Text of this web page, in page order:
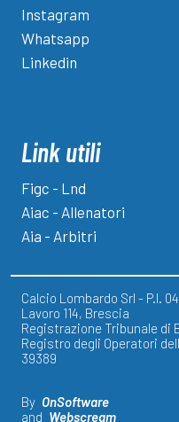
Instagram
Whatsapp
Linkedin
Link utili
Figc - Lnd
Aiac - Allenatori
Aia - Arbitri
Calcio Lombardo Srl - P.I.
Lavoro 114, Brescia
Registrazione Tribunale di
Registro degli Operatori
39389
By OnSoftware
and Webscream